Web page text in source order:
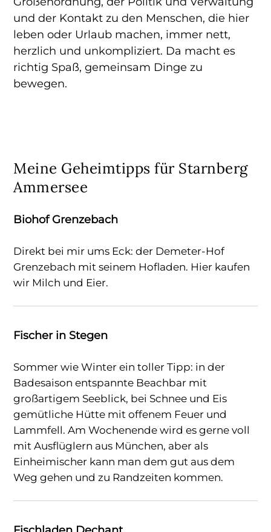
und der Kontakt zu den Menschen, die hier
leben oder Urlaub machen, immer nett,
herzlich und unkompliziert. Da macht es
richtig Spaß, gemeinsam Dinge zu
bewegen.
Meine Geheimtipps für Starnberg
Ammersee
Biohof Grenzebach
Direkt bei mir ums Eck: der Demeter-Hof
Grenzebach mit seinem Hofladen. Hier kaufen
wir Milch und Eier.
Fischer in Stegen
Sommer wie Winter ein toller Tipp: in der
Badesaison entspannte Beachbar mit
großartigem Seeblick, bei Schnee und Eis
gemütliche Hütte mit offenem Feuer und
Lammfell. Am Wochenende wird es gerne voll
mit Ausflüglern aus München, aber als
Einheimischer kann man dem gut aus dem
Weg gehen und zu Randzeiten kommen.